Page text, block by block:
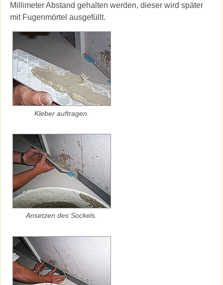
Millimeter Abstand gehalten werden, dieser wird später
mit Fugenmörtel ausgefüllt.
Kleber auftragen.
Ansetzen des Sockels.